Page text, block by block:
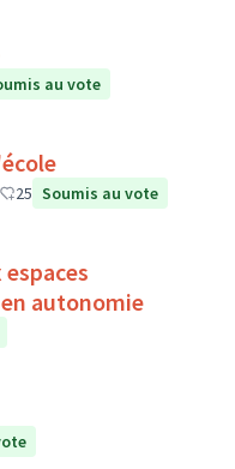
au vote
25 Soumis au vote
autonomie